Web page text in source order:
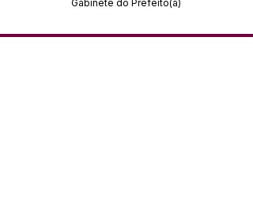
Gabinete do Prefeito(a)